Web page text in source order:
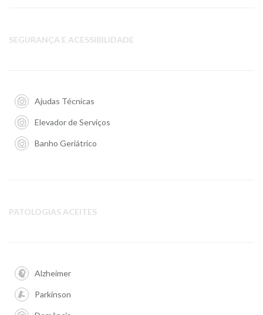
SEGURANÇA E ACESSIBILIDADE
Ajudas Técnicas
Elevador de Serviços
Banho Geriátrico
PATOLOGIAS ACEITES
Alzheimer
Parkinson